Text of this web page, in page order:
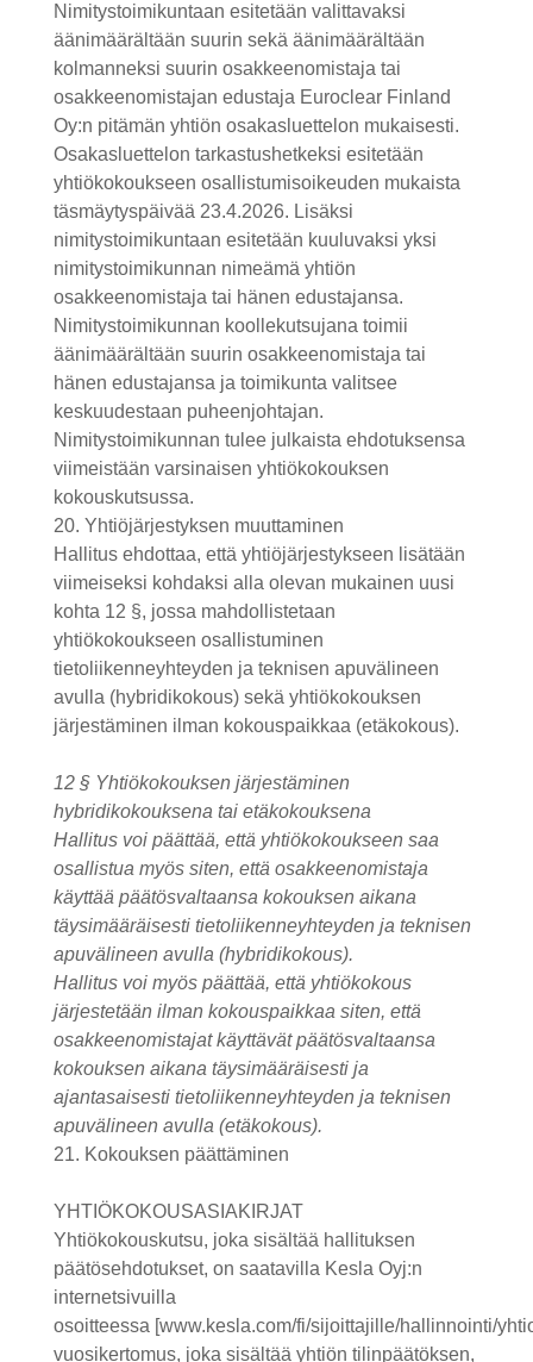
Nimitystoimikuntaan esitetään valittavaksi
äänimäärältään suurin sekä äänimäärältään
kolmanneksi suurin osakkeenomistaja tai
osakkeenomistajan edustaja Euroclear Finland
Oy:n pitämän yhtiön osakasluettelon mukaisesti.
Osakasluettelon tarkastushetkeksi esitetään
yhtiökokoukseen osallistumisoikeuden mukaista
täsmäytyspäivää 23.4.2026. Lisäksi
nimitystoimikuntaan esitetään kuuluvaksi yksi
nimitystoimikunnan nimeämä yhtiön
osakkeenomistaja tai hänen edustajansa.
Nimitystoimikunnan koollekutsujana toimii
äänimäärältään suurin osakkeenomistaja tai
hänen edustajansa ja toimikunta valitsee
keskuudestaan puheenjohtajan.
Nimitystoimikunnan tulee julkaista ehdotuksensa
viimeistään varsinaisen yhtiökokouksen
kokouskutsussa.
20. Yhtiöjärjestyksen muuttaminen
Hallitus ehdottaa, että yhtiöjärjestykseen lisätään
viimeiseksi kohdaksi alla olevan mukainen uusi
kohta 12 §, jossa mahdollistetaan
yhtiökokoukseen osallistuminen
tietoliikenneyhteyden ja teknisen apuvälineen
avulla (hybridikokous) sekä yhtiökokouksen
järjestäminen ilman kokouspaikkaa (etäkokous).
12 § Yhtiökokouksen järjestäminen
hybridikokouksena tai etäkokouksena
Hallitus voi päättää, että yhtiökokoukseen saa
osallistua myös siten, että osakkeenomistaja
käyttää päätösvaltaansa kokouksen aikana
täysimääräisesti tietoliikenneyhteyden ja teknisen
apuvälineen avulla (hybridikokous).
Hallitus voi myös päättää, että yhtiökokous
järjestetään ilman kokouspaikkaa siten, että
osakkeenomistajat käyttävät päätösvaltaansa
kokouksen aikana täysimääräisesti ja
ajantasaisesti tietoliikenneyhteyden ja teknisen
apuvälineen avulla (etäkokous).
21. Kokouksen päättäminen
YHTIÖKOKOUSASIAKIRJAT
Yhtiökokouskutsu, joka sisältää hallituksen
päätösehdotukset, on saatavilla Kesla Oyj:n
internetsivuilla
osoitteessa [www.kesla.com/fi/sijoittajille/hallinnointi/
vuosikertomus, joka sisältää yhtiön tilinpäätöksen,